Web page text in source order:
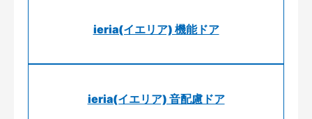
ieria(イエリア) 機能ドア
ieria(イエリア) 音配慮ドア